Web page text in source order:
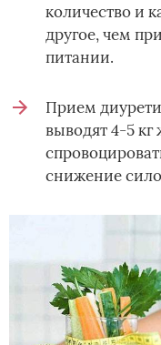
количество и
другое, чем
питании.
Прием
выводят 4-5
снижение